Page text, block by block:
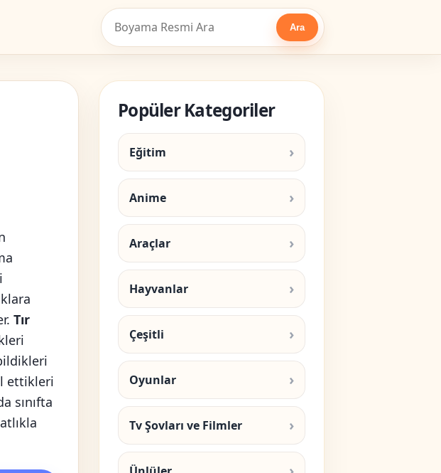
Ara
Tır
ettikleri
sınıfta
Popüler Kategoriler
Eğitim
Anime
Araçlar
Hayvanlar
Çeşitli
Oyunlar
Tv Şovları ve Filmler